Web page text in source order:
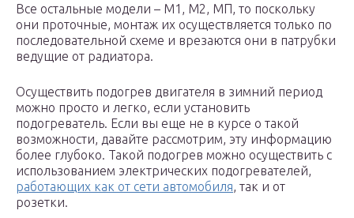
Все остальные модели – М1, М2, МП, то поскольку
они проточные, монтаж их осуществляется только по
последовательной схеме и врезаются они в патрубки
ведущие от радиатора.
Осуществить подогрев двигателя в зимний период
можно просто и легко, если установить
подогреватель. Если вы еще не в курсе о такой
возможности, давайте рассмотрим, эту информацию
более глубоко. Такой подогрев можно осуществить с
использованием электрических подогревателей,
работающих как от сети автомобиля, так и от
розетки.